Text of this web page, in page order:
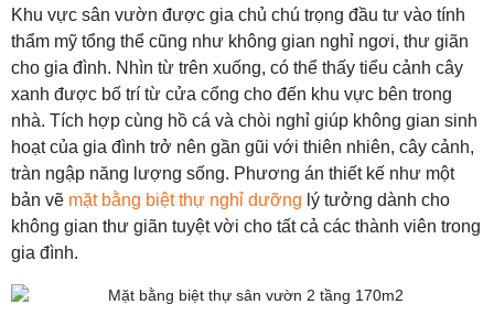
Khu vực sân vườn được gia chủ chú trọng đầu tư vào tính
thẩm mỹ tổng thể cũng như không gian nghỉ ngơi, thư giãn
cho gia đình. Nhìn từ trên xuống, có thể thấy tiểu cảnh cây
xanh được bố trí từ cửa cổng cho đến khu vực bên trong
nhà. Tích hợp cùng hồ cá và chòi nghỉ giúp không gian sinh
hoạt của gia đình trở nên gần gũi với thiên nhiên, cây cảnh,
tràn ngập năng lượng sống. Phương án thiết kế như một
bản vẽ mặt bằng biệt thự nghỉ dưỡng lý tưởng dành cho
không gian thư giãn tuyệt vời cho tất cả các thành viên trong
gia đình.